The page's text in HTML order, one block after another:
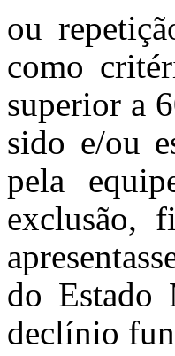
ou
como
superior a
sido e/ou
pela
exclusão,
do Estado
declínio